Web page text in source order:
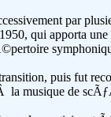
par
qui apporta
puis fut
musique de